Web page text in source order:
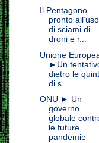
Il Pentagono
pronto all’uso
di sciami di
droni e r...
Unione
►Un
dietro le
di s...
ONU ► Un
governo
globale
le future
pandemie